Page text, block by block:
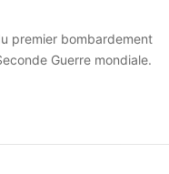
premier bombardement
Guerre mondiale.